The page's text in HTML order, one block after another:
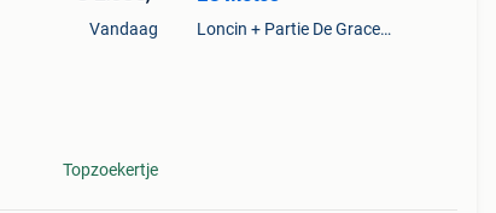
Vandaag
Topzoekertje
Loncin + Partie De Grace-Hollogne